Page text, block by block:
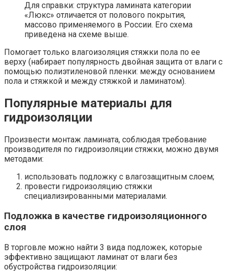
Для справки: структура ламината категории
«Люкс» отличается от полового покрытия,
массово применяемого в России. Его схема
приведена на схеме выше.
Помогает только влагоизоляция стяжки пола по ее
верху (набирает популярность двойная защита от влаги с
помощью полиэтиленовой пленки: между основанием
пола и стяжкой и между стяжкой и ламинатом).
Популярные материалы для
гидроизоляции
Произвести монтаж ламината, соблюдая требование
производителя по гидроизоляции стяжки, можно двумя
методами:
использовать подложку с влагозащитным слоем;
провести гидроизоляцию стяжки
специализированными материалами.
Подложка в качестве гидроизоляционного
слоя
В торговле можно найти 3 вида подложек, которые
эффективно защищают ламинат от влаги без
обустройства гидроизоляции: